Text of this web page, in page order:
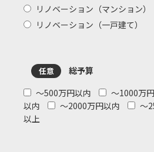
リノベーション（マンション）
リノベーション（一戸建て）
任意
総予算
～500万円以内
～1000万
以内
～2000万円以内 ～
以上